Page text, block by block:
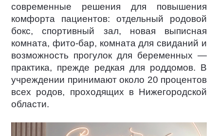
современные решения для повышения
комфорта пациентов: отдельный родовой
бокс, спортивный зал, новая выписная
комната, фито-бар, комната для свиданий и
возможность прогулок для беременных —
практика, прежде редкая для роддомов. В
учреждении принимают около 20 процентов
всех родов, проходящих в Нижегородской
области.